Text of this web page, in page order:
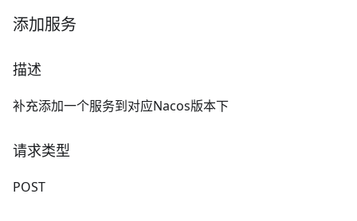
添加服务
描述
补充添加一个服务到对应Nacos版本下
请求类型
POST